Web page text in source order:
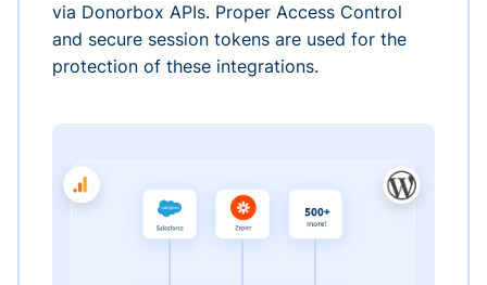
via Donorbox APIs. Proper Access Control
and secure session tokens are used for the
protection of these integrations.